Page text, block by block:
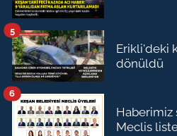
Erikli'deki
dönüldü
5
Haberimiz
Meclis
6